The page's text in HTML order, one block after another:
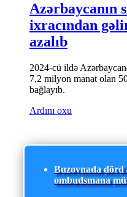
Azərbaycanın
ixracından
azalıb
2024-cü ildə
7,2 milyon manat olan
bağlayıb.
Ardını oxu
Buzovnada dörd
ombudsmana